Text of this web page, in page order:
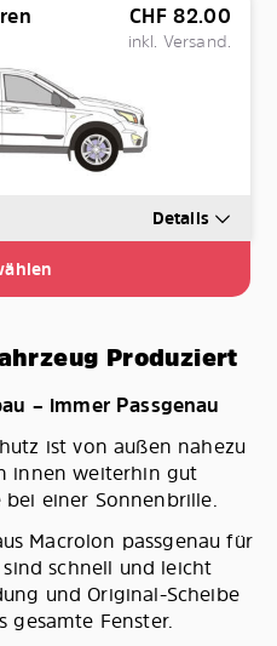
CHF 82.00
inkl. Versand.
Details
Produziert
– immer Passgenau
ist von außen nahezu
innen weiterhin gut
einer Sonnenbrille.
Macrolon passgenau für
schnell und leicht
und Original-Scheibe
gesamte Fenster.